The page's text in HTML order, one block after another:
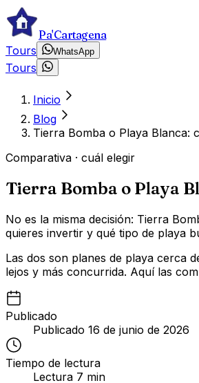
Pa'Cartagena
Tours
WhatsApp
Tours
Inicio
Blog
Tierra Bomba o Playa Blanca:
Comparativa · cuál elegir
Tierra Bomba o Playa
No es la misma decisión: Tierra
quieres invertir y qué tipo de playa
Las dos son planes de playa cerca
lejos y más concurrida. Aquí las
Publicado
Publicado 16 de junio de 2026
Tiempo de lectura
Lectura 7 min